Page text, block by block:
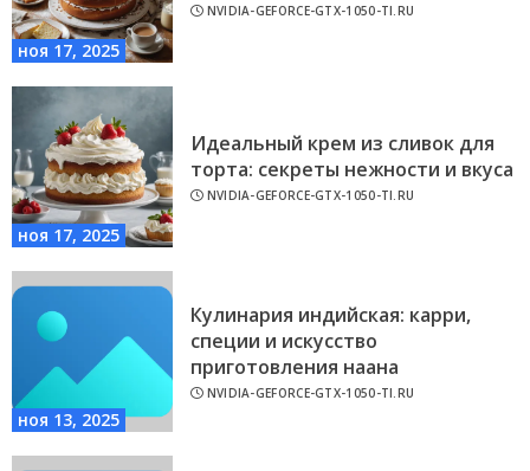
ноя 17, 2025
NVIDIA-GEFORCE-GTX-1050-TI.RU
ноя 17, 2025
Идеальный крем из сливок для
торта: секреты нежности и вкуса
NVIDIA-GEFORCE-GTX-1050-TI.RU
ноя 13, 2025
Кулинария индийская: карри,
специи и искусство
приготовления наана
NVIDIA-GEFORCE-GTX-1050-TI.RU